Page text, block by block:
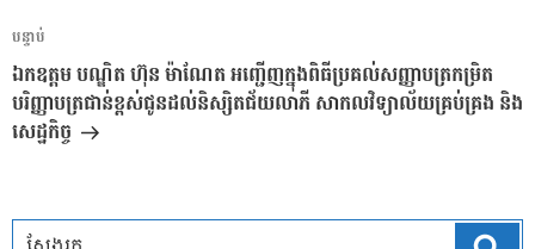
អត្ថបទ
បន្ទាប់
បន្ទាប់
ឯកឧត្តម បណ្ឌិត ហ៊ុន ម៉ាណែត អញ្ជើញក្នុងពិធីប្រគល់សញ្ញាបត្រកម្រិត
បរិញ្ញាបត្រជាន់ខ្ពស់ជូនដល់និស្សិតជ័យលាភី សាកលវិទ្យាល័យគ្រប់គ្រង និង
សេដ្ឋកិច្ច